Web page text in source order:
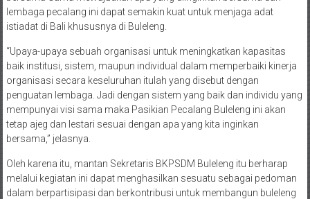
lembaga pecalang ini dapat semakin kuat untuk menjaga adat
istiadat di Bali khususnya di Buleleng.
“Upaya-upaya sebuah organisasi untuk meningkatkan kapasitas
baik institusi, sistem, maupun individual dalam memperbaiki kinerja
organisasi secara keseluruhan itulah yang disebut dengan
penguatan lembaga. Jadi dengan sistem yang baik dan individu yang
mempunyai visi sama maka Pasikian Pecalang Buleleng ini akan
tetap ajeg dan lestari sesuai dengan apa yang kita inginkan
bersama,” jelasnya.
Oleh karena itu, mantan Sekretaris BKPSDM Buleleng itu berharap
melalui kegiatan ini dapat menghasilkan sesuatu sebagai pedoman
dalam berpartisipasi dan berkontribusi untuk membangun buleleng